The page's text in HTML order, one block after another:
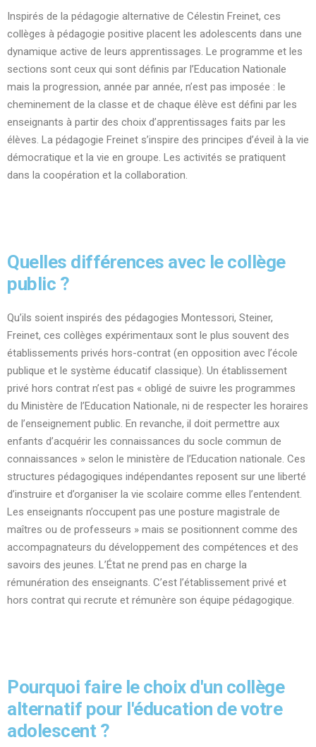
Inspirés de la pédagogie alternative de Célestin Freinet, ces
collèges à pédagogie positive placent les adolescents dans une
dynamique active de leurs apprentissages. Le programme et les
sections sont ceux qui sont définis par l’Education Nationale
mais la progression, année par année, n’est pas imposée : le
cheminement de la classe et de chaque élève est défini par les
enseignants à partir des choix d’apprentissages faits par les
élèves. La pédagogie Freinet s’inspire des principes d’éveil à la vie
démocratique et la vie en groupe. Les activités se pratiquent
dans la coopération et la collaboration.
Quelles différences avec le collège
public ?
Qu’ils soient inspirés des pédagogies Montessori, Steiner,
Freinet, ces collèges expérimentaux sont le plus souvent des
établissements privés hors-contrat (en opposition avec l’école
publique et le système éducatif classique). Un établissement
privé hors contrat n’est pas « obligé de suivre les programmes
du Ministère de l’Education Nationale, ni de respecter les horaires
de l’enseignement public. En revanche, il doit permettre aux
enfants d’acquérir les connaissances du socle commun de
connaissances » selon le ministère de l’Education nationale. Ces
structures pédagogiques indépendantes reposent sur une liberté
d’instruire et d’organiser la vie scolaire comme elles l’entendent.
Les enseignants n’occupent pas une posture magistrale de
maîtres ou de professeurs » mais se positionnent comme des
accompagnateurs du développement des compétences et des
savoirs des jeunes. L’État ne prend pas en charge la
rémunération des enseignants. C’est l’établissement privé et
hors contrat qui recrute et rémunère son équipe pédagogique.
Pourquoi faire le choix d'un collège
alternatif pour l'éducation de votre
adolescent ?